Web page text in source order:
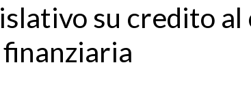
su credito al